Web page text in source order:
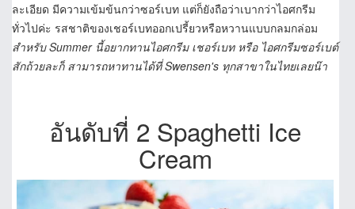
ละเอียด มีความเข้มข้นกว่าซอร์เบท แต่ก็ยังถือว่าเบากว่าไอศกรีม
ทั่วไปค่ะ รสชาติของเชอร์เบทออกเปรี้ยวหรือหวานแบบกลมกล่อม
สำหรับ Summer นี้อยากทานไอศกรีม เชอร์เบท หรือ ไอศกรีมซอร์เบต์
สักถ้วยละก็ สามารถหาทานได้ที่ Swensen's ทุกสาขาในไทยเลยน๊า
อันดับที่ 2 Spaghetti Ice
Cream